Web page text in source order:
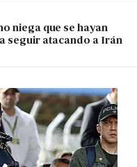
niega que se hayan
seguir atacando a Irán